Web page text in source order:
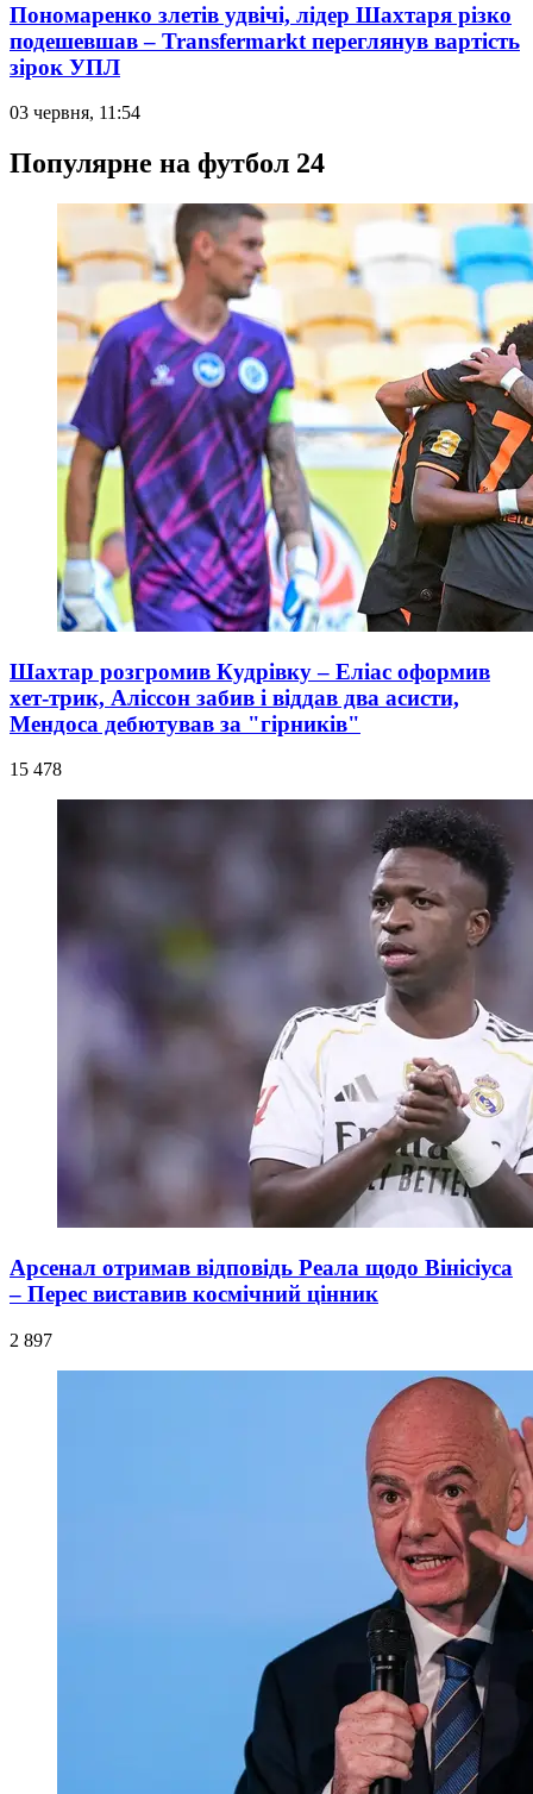
Пономаренко злетів удвічі, лідер Шахтаря різко
подешевшав – Transfermarkt переглянув вартість
зірок УПЛ
03 червня, 11:54
Популярне на футбол 24
Шахтар розгромив Кудрівку – Еліас оформив
хет-трик, Аліссон забив і віддав два асисти,
Мендоса дебютував за "гірників"
15 478
Арсенал отримав відповідь Реала щодо Вінісіуса
– Перес виставив космічний цінник
2 897